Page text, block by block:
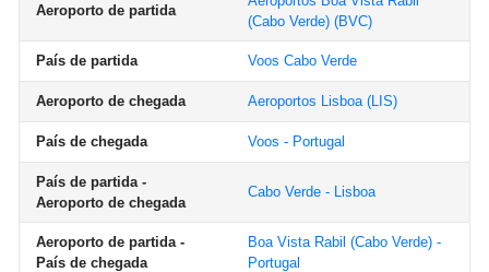
Aeroporto de partida
(Cabo Verde) (BVC)
País de partida Voos Cabo Verde
Aeroporto de chegada Aeroportos Lisboa(LIS)
País de chegada Voos - Portugal
País de partida -
Aeroporto de chegada
Cabo Verde - Lisboa
Aeroporto de partida -
País de chegada
Boa Vista Rabil (Cabo Verde) -
Portugal